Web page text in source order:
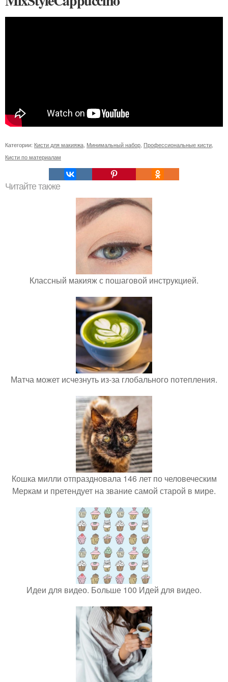
Категории: Кисти для макияжа Минимальный набор Профессиональные кисти
Кисти по материалам
Читайте также
Классный макияж с пошаговой инструкцией.
Матча может исчезнуть из-за глобального потепления.
Кошка милли отпраздновала 146 лет по человеческим
Меркам и претендует на звание самой старой в мире.
Идеи для видео. Больше 100 Идей для видео.